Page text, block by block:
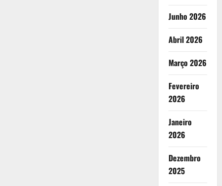
Junho 2026
Abril 2026
Março 2026
Fevereiro
2026
Janeiro
2026
Dezembro
2025